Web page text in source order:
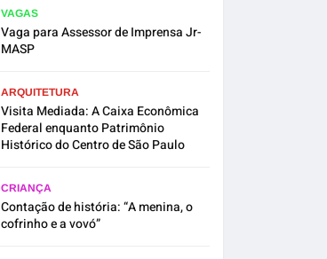
VAGAS
Vaga para Assessor de Imprensa Jr-
MASP
ARQUITETURA
Visita Mediada: A Caixa Econômica
Federal enquanto Patrimônio
Histórico do Centro de São Paulo
CRIANÇA
Contação de história: “A menina, o
cofrinho e a vovó”